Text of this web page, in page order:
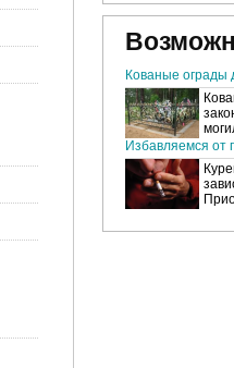
Кованые ограды
Избавляемся от